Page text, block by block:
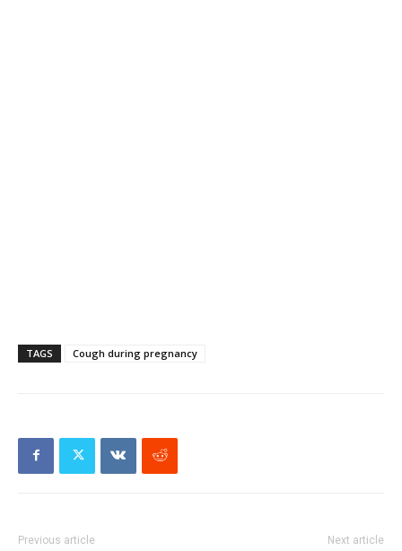
TAGS Cough during pregnancy
Previous article Next article